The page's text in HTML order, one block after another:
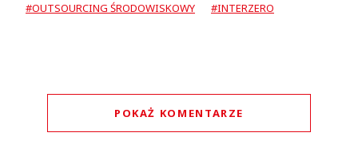
#OUTSOURCING ŚRODOWISKOWY
#INTERZERO
POKAŻ KOMENTARZE